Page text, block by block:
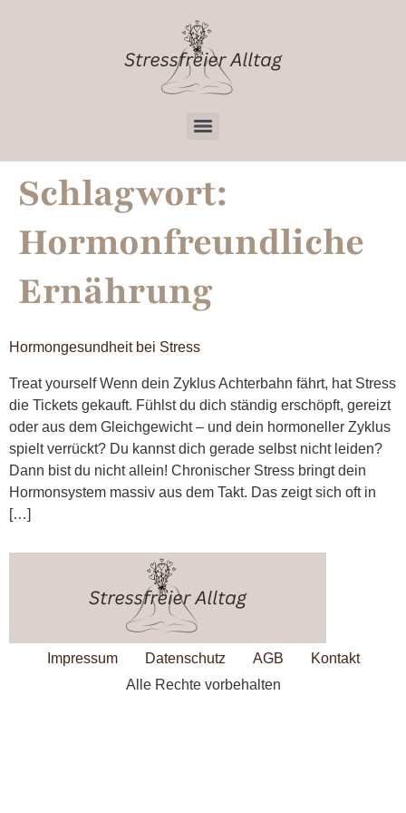
Schlagwort:
Hormonfreundliche
Ernährung
Hormongesundheit bei Stress
Treat yourself Wenn dein Zyklus Achterbahn fährt, hat Stress
die Tickets gekauft. Fühlst du dich ständig erschöpft, gereizt
oder aus dem Gleichgewicht – und dein hormoneller Zyklus
spielt verrückt? Du kannst dich gerade selbst nicht leiden?
Dann bist du nicht allein! Chronischer Stress bringt dein
Hormonsystem massiv aus dem Takt. Das zeigt sich oft in
[…]
Impressum Datenschutz AGB
Kontakt
Alle Rechte vorbehalten